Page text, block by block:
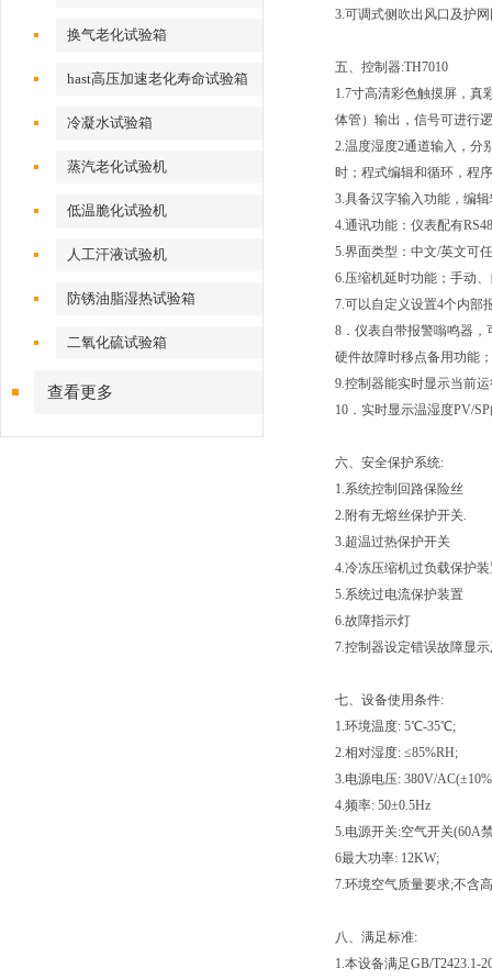
换气老化试验箱
hast高压加速老化寿命试验箱
冷凝水试验箱
蒸汽老化试验机
低温脆化试验机
人工汗液试验机
防锈油脂湿热试验箱
二氧化硫试验箱
查看更多
3.可调式侧吹出风口及护
五、控制器:TH7010
1.7寸高清彩色触摸屏，真
体管）输出，信号可进行
2.温度湿度2通道输入，分
时；程式编辑和循环，程
3.具备汉字输入功能，编
4.通讯功能：仪表配有
5.界面类型：中文/英文可
6.压缩机延时功能；手动
7.可以自定义设置4个内部
8．仪表自带报警嗡鸣器
硬件故障时移点备用功能
9.控制器能实时显示当前
10．实时显示温湿度PV/
六、安全保护系统:
1.系统控制回路保险丝
2.附有无熔丝保护开关.
3.超温过热保护开关
4.冷冻压缩机过负载保护装
5.系统过电流保护装置
6.故障指示灯
7.控制器设定错误故障显
七、设备使用条件:
1.环境温度: 5℃-35℃;
2.相对湿度: ≤85%RH;
3.电源电压: 380V/
4.频率: 50±0.5Hz
5.电源开关:空气开关(60A
6最大功率: 12KW;
7.环境空气质量要求;不含
八、满足标准:
1.本设备满足GB/T2423.1-